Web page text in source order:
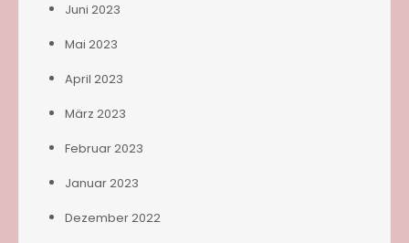
Juni 2023
Mai 2023
April 2023
März 2023
Februar 2023
Januar 2023
Dezember 2022